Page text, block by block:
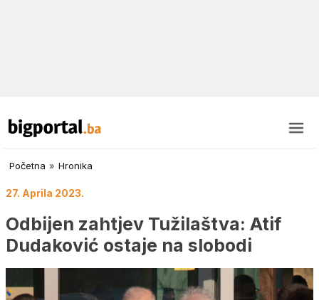
Početna » Hronika
27. Aprila 2023.
Odbijen zahtjev Tužilaštva: Atif
Dudaković ostaje na slobodi